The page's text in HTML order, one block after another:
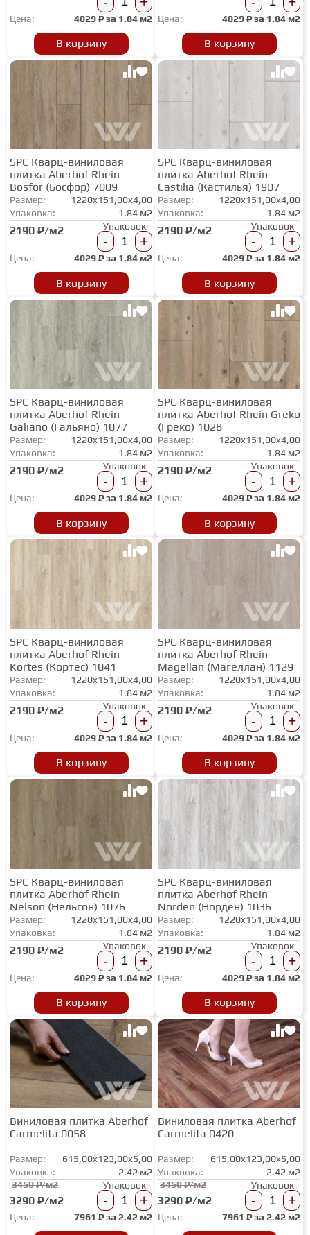
Цена: 4029₽ за 1.84 м2
В корзину
Цена: 4029₽ за 1.84 м2
В корзину
SPC Кварц-виниловая
плитка Aberhof Rhein
Bosfor (Босфор) 7009
Размер:
1220x151,00x4,00
Упаковка:
1.84 м2
2190 ₽/м2 Упаковок
- +
Цена: 4029₽ за 1.84 м2
В корзину
SPC Кварц-виниловая
плитка Aberhof Rhein
Castilia (Кастилья) 1907
Размер:
1220x151,00x4,00
Упаковка:
1.84 м2
2190 ₽/м2 Упаковок
- +
Цена: 4029₽ за 1.84 м2
В корзину
SPC Кварц-виниловая
плитка Aberhof Rhein
Galiano (Гальяно) 1077
Размер:
1220x151,00x4,00
Упаковка:
1.84 м2
2190 ₽/м2 Упаковок
- +
Цена: 4029₽ за 1.84 м2
В корзину
SPC Кварц-виниловая
плитка Aberhof Rhein Greko
(Греко) 1028
Размер:
1220x151,00x4,00
Упаковка:
1.84 м2
2190 ₽/м2 Упаковок
- +
Цена: 4029₽ за 1.84 м2
В корзину
SPC Кварц-виниловая
плитка Aberhof Rhein
Kortes (Кортес) 1041
Размер:
1220x151,00x4,00
Упаковка:
1.84 м2
2190 ₽/м2 Упаковок
- +
Цена: 4029₽ за 1.84 м2
В корзину
SPC Кварц-виниловая
плитка Aberhof Rhein
Magellan (Магеллан) 1129
Размер:
1220x151,00x4,00
Упаковка:
1.84 м2
2190 ₽/м2 Упаковок
- +
Цена: 4029₽ за 1.84 м2
В корзину
SPC Кварц-виниловая
плитка Aberhof Rhein
Nelson (Нельсон) 1076
Размер:
1220x151,00x4,00
Упаковка:
1.84 м2
2190 ₽/м2 Упаковок
- +
Цена: 4029₽ за 1.84 м2
В корзину
SPC Кварц-виниловая
плитка Aberhof Rhein
Norden (Норден) 1036
Размер:
1220x151,00x4,00
Упаковка:
1.84 м2
2190 ₽/м2 Упаковок
- +
Цена: 4029₽ за 1.84 м2
В корзину
Виниловая плитка Aberhof
Carmelita 0058
Размер:
615,00x123,00x5,00
Упаковка:
2.42 м2
3450 ₽/м2
3290 ₽/м2
Упаковок
- +
Цена: 7961 ₽ за 2.42 м2
Виниловая плитка Aberhof
Carmelita 0420
Размер:
615,00x123,00x5,00
Упаковка:
2.42 м2
3450 ₽/м2
3290 ₽/м2
Упаковок
- +
Цена: 7961 ₽ за 2.42 м2